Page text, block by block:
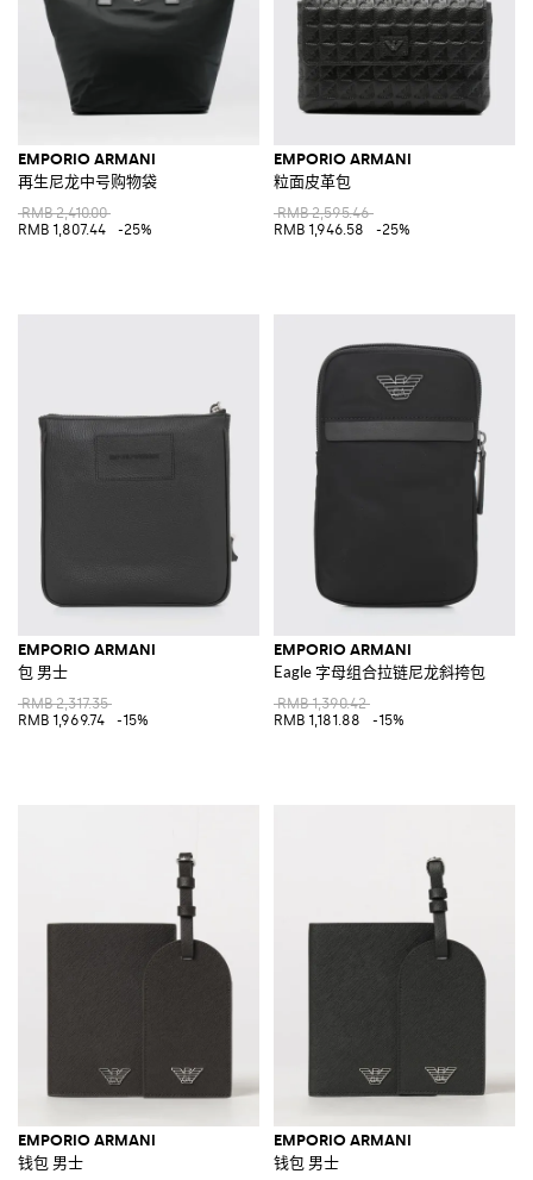
EMPORIO ARMANI
再生尼龙中号购物袋
RMB 2,410.00
RMB 1,807.44
-25%
EMPORIO ARMANI
粒面皮革包
RMB 2,595.46
RMB 1,946.58
-25%
EMPORIO ARMANI
包 男士
RMB 2,317.35
RMB 1,969.74
-15%
EMPORIO ARMANI
Eagle 字母组合拉链尼龙斜挎包
RMB 1,390.42
RMB 1,181.88
-15%
EMPORIO ARMANI
钱包 男士
EMPORIO ARMANI
钱包 男士